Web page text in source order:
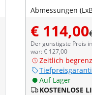
Abmessungen
€ 114,00
Der günstigste Preis
war: € 127,00
Zeitlich
Auf Lager
KOSTENLOSE